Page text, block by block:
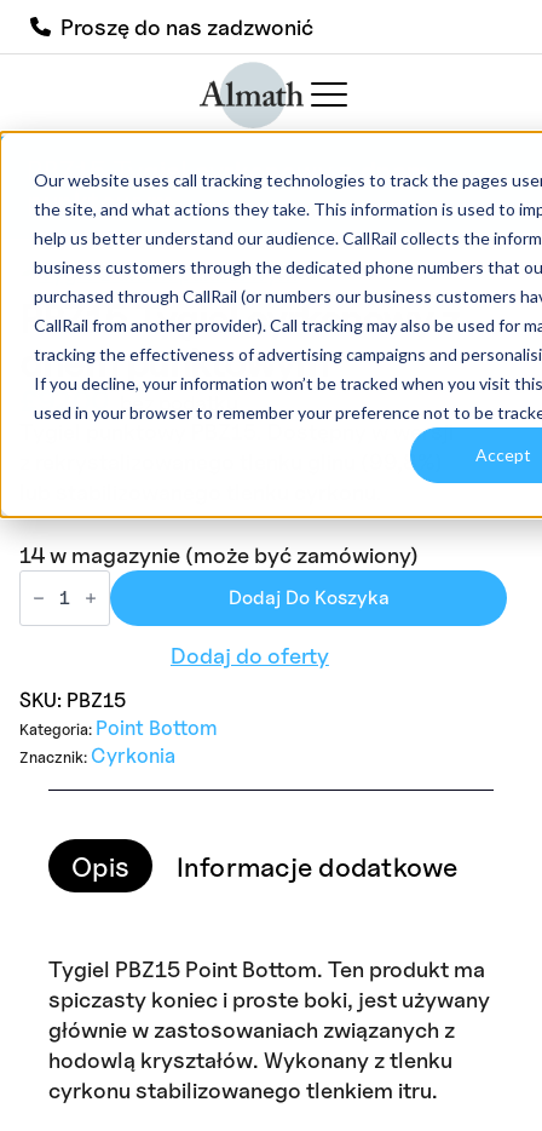
Our website uses call tracking technologies to track the pages
the site, and what actions they take. This information is used to
help us better understand our audience. CallRail collects the
business customers through the dedicated phone numbers that
purchased through CallRail (or numbers our business customers
CallRail from another provider). Call tracking may also be used for
tracking the effectiveness of advertising campaigns and
If you decline, your information won’t be tracked when you visit
used in your browser to remember your preference not to be
Accept
Proszę do nas zadzwonić
PBZ15 Tygiel cyrkonowy z dnem
punktowym
PBZ15 Tygiel cyrkonowy z
dnem punktowym
£92.00 bez podatku
Tygiel punktowy PBZ15. Dostępny w wersji
z rekrystalizowanego tlenku glinu (99,8%)
14 w magazynie (może być zamówiony)
ilość
PBZ15
Dodaj Do Koszyka
Dodaj do oferty
SKU: PBZ15
Kategoria: Point Bottom
Znacznik: Cyrkonia
Opis Informacje dodatkowe
Tygiel PBZ15 Point Bottom. Ten produkt ma
spiczasty koniec i proste boki, jest używany
głównie w zastosowaniach związanych z
hodowlą kryształów. Wykonany z tlenku
cyrkonu stabilizowanego tlenkiem itru.